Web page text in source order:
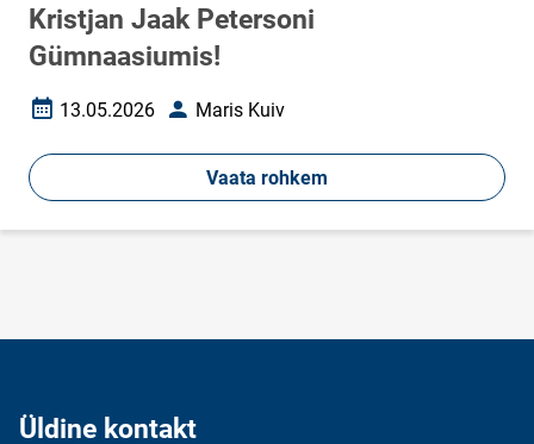
Kristjan Jaak Petersoni
Gümnaasiumis!
Loomise kuupäev
13.05.2026 AutorMaris Kuiv
Vaata rohkem
Üldine kontakt